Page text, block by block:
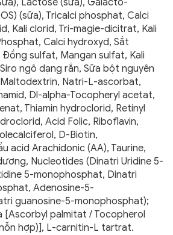
Lactose (sữa), Galacto-
(sữa), Tricalci phosphat, Calci
Kali clorid, Tri-magie-dicitrat, Kali
Calci hydroxyd, Sắt
sulfat, Mangan sulfat, Kali
ngô dạng rắn, Sữa bột nguyên
Maltodextrin, Natri-L-ascorbat,
Dl-alpha-Tocopheryl acetat,
Thiamin hydroclorid, Retinyl
Acid Folic, Riboflavin,
D-Biotin,
acid Arachidonic (AA), Taurine,
Nucleotides (Dinatri Uridine 5-
5-monophosphat, Dinatri
Adenosine-5-
guanosine-5-monophosphat);
[Ascorbyl palmitat / Tocopherol
hợp)], L-carnitin-L tartrat.